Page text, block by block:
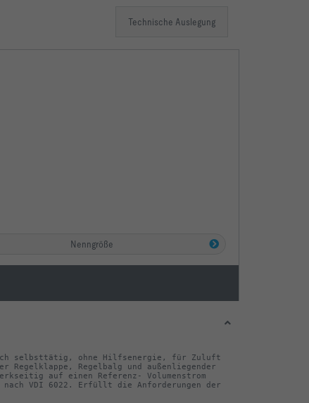
Technische Auslegung
Nenngröße
selbsttätig, ohne Hilfsenergie, für Zuluft
Regelklappe, Regelbalg und außenliegender
auf einen Referenz- Volumenstrom
VDI 6022. Erfüllt die Anforderungen der